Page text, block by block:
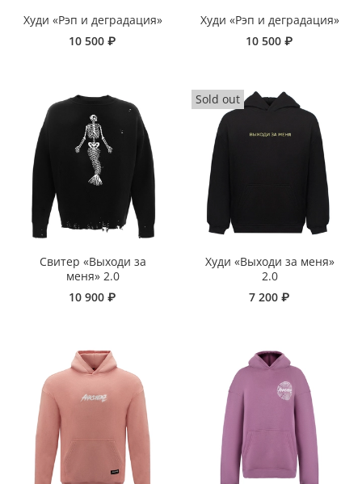
Худи «Рэп и деградация»
10 500 ₽
Худи «Рэп и деградация»
10 500 ₽
Свитер «Выходи за
меня» 2.0
10 900 ₽
Худи «Выходи за меня»
2.0
7 200 ₽